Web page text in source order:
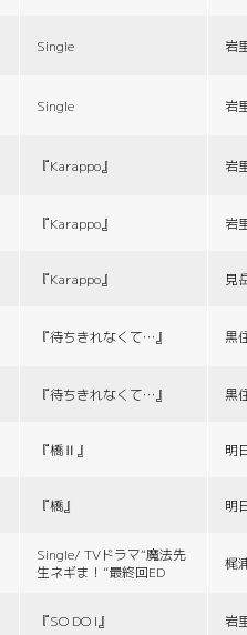
Single 岩
Single 岩
『Karappo』 岩
『Karappo』 岩
『Karappo』 見
『待ちきれなくて…』 黒
『待ちきれなくて…』 黒
『橋Ⅱ』 明
『橋』 明
Single/ TVドラマ“魔法先
生ネギま！”最終回ED
梶
『SO DO I』 岩